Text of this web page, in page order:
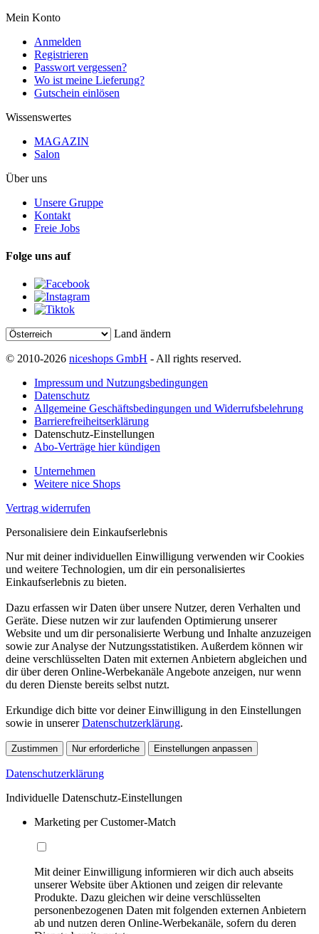
Mein Konto
Anmelden
Registrieren
Passwort vergessen?
Wo ist meine Lieferung?
Gutschein einlösen
Wissenswertes
MAGAZIN
Salon
Über uns
Unsere Gruppe
Kontakt
Freie Jobs
Folge uns auf
Land ändern
© 2010-2026 niceshops GmbH - All rights reserved.
Impressum und Nutzungsbedingungen
Datenschutz
Allgemeine Geschäftsbedingungen und Widerrufsbelehrung
Barrierefreiheitserklärung
Datenschutz-Einstellungen
Abo-Verträge hier kündigen
Unternehmen
Weitere nice Shops
Vertrag widerrufen
Personalisiere dein Einkaufserlebnis
Nur mit deiner individuellen Einwilligung verwenden wir Cookies
und weitere Technologien, um dir ein personalisiertes
Einkaufserlebnis zu bieten.
Dazu erfassen wir Daten über unsere Nutzer, deren Verhalten und
Geräte. Diese nutzen wir zur laufenden Optimierung unserer
Website und um dir personalisierte Werbung und Inhalte anzuzeigen
sowie zur Analyse der Nutzungsstatistiken. Außerdem können wir
deine verschlüsselten Daten mit externen Anbietern abgleichen und
dir über deren Online-Werbekanäle Angebote anzeigen, nur wenn
du deren Dienste bereits selbst nutzt.
Erkundige dich bitte vor deiner Einwilligung in den Einstellungen
sowie in unsererDatenschutzerklärung.
Zustimmen Nur erforderliche Einstellungen anpassen
Datenschutzerklärung
Individuelle Datenschutz-Einstellungen
Marketing per Customer-Match
Mit deiner Einwilligung informieren wir dich auch abseits
unserer Website über Aktionen und zeigen dir relevante
Produkte. Dazu gleichen wir deine verschlüsselten
personenbezogenen Daten mit folgenden externen Anbietern
ab und nutzen deren Online-Werbekanäle, sofern du deren